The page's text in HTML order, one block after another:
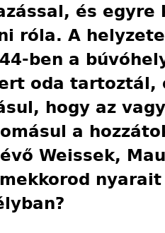
és
róla. A
ben a
oda
hogy az
a
Weissek,
nyarait